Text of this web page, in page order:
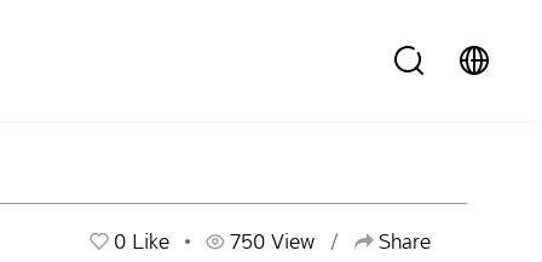
0 Like 750 View Share